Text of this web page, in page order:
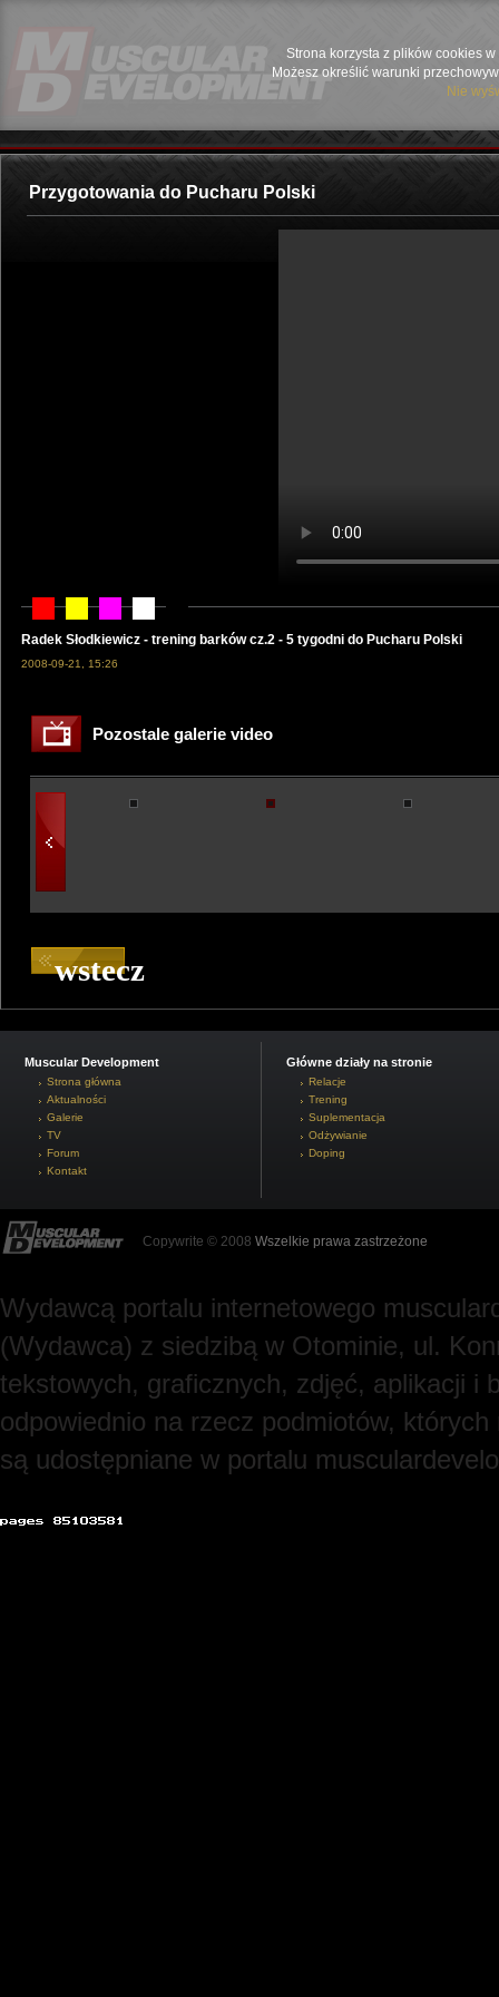
Strona korzysta z plików cookies
Możesz określić warunki
Nie
Przygotowania do Pucharu Polski
Radek Słodkiewicz - trening barków cz.2 - 5 tygodni do Pucharu Polski
2008-09-21, 15:26
Pozostale galerie video
wstecz
Muscular Development
Strona główna
Aktualności
Galerie
TV
Forum
Kontakt
Główne działy na stronie
Relacje
Trening
Suplementacja
Odżywianie
Doping
Copywrite © 2008 Wszelkie prawa zastrzeżone
Wydawcą portalu internetowego
(Wydawca) z siedzibą w Otominie, ul.
tekstowych, graficznych, zdjęć, aplikacji i
odpowiednio na rzecz podmiotów,
są udostępniane w portalu